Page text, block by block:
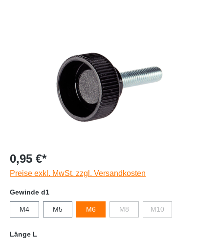
0,95 €*
Preise exkl. MwSt. zzgl. Versandkosten
Gewinde d1
M4 M5 M6 M8 M10
Länge L